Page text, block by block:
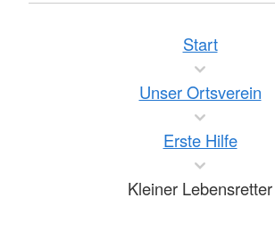
Start
Unser Ortsverein
Erste Hilfe
Kleiner Lebensretter